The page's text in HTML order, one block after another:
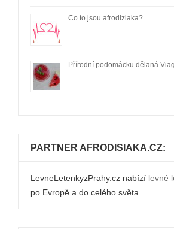
Co to jsou afrodiziaka?
Přírodní podomácku dělaná
PARTNER AFRODISIAKA.CZ:
LevneLetenkyzPrahy.cz nabízí levné
po Evropě a do celého světa.